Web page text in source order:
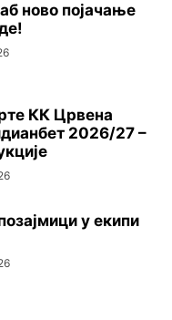
ново појачање
КК Црвена
2026/27 –
у екипи